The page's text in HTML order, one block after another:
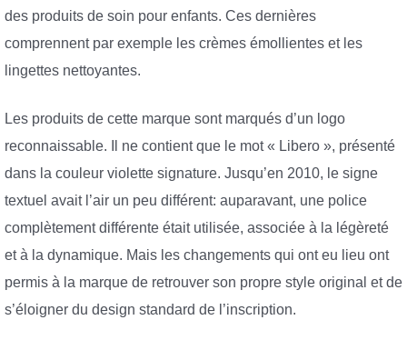
des produits de soin pour enfants. Ces dernières
comprennent par exemple les crèmes émollientes et les
lingettes nettoyantes.
Les produits de cette marque sont marqués d’un logo
reconnaissable. Il ne contient que le mot « Libero », présenté
dans la couleur violette signature. Jusqu’en 2010, le signe
textuel avait l’air un peu différent: auparavant, une police
complètement différente était utilisée, associée à la légèreté
et à la dynamique. Mais les changements qui ont eu lieu ont
permis à la marque de retrouver son propre style original et de
s’éloigner du design standard de l’inscription.